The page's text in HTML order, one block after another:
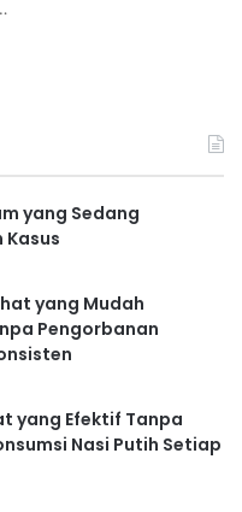
yang Sedang
Kasus
yang Mudah
Pengorbanan
yang Efektif Tanpa
Nasi Putih Setiap